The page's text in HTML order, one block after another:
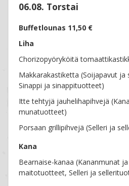
06.08. Torstai
Buffetlounas 11,50 €
Liha
Chorizopyöryköitä
Makkarakastiketta (Soijapavut
Sinappi ja sinappituotteet)
Itte tehtyjä jauhelihapihvejä
munatuotteet)
Porsaan grillipihvejä (Selleri ja
Kana
Bearnaise-kanaa (Kananmunat
maitotuotteet, Selleri ja